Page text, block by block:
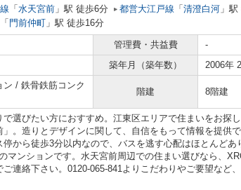
「 水天宮前 」駅 徒歩6分 都営大江戸線 「 清澄白河 」
「 門前仲町 」駅 徒歩16分
管理費・共益費
-
築年月（築年数） 2006年
ン / 鉄骨鉄筋コンク
階建 8階建
で選びたい方におすすめ。江東区エリアで住まいをお探
」。造りとデザインに関して、自信をもって情報を提供
停から徒歩3分以内なので、バスを逃す心配はほとんどあ
マンションです。水天宮前周辺での住まい選びなら、
ご連絡下さい。0120-065-841よりこだわりやご要望など